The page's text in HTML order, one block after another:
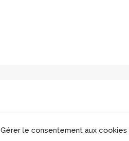
Gérer le consentement aux cookies